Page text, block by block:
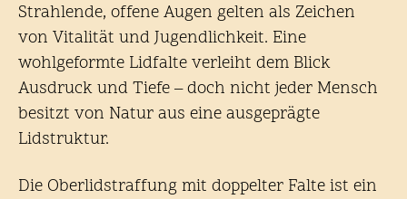
Strahlende, offene Augen gelten als Zeichen
von Vitalität und Jugendlichkeit. Eine
wohlgeformte Lidfalte verleiht dem Blick
Ausdruck und Tiefe – doch nicht jeder Mensch
besitzt von Natur aus eine ausgeprägte
Lidstruktur.
Die Oberlidstraffung mit doppelter Falte ist ein